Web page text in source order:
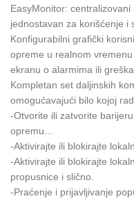
EasyMonitor: centralizovani
jednostavan za korišćenje i
Konfigurabilni grafički
opreme u realnom
ekranu o alarmima ili
Kompletan set daljinskih
omogućavajući bilo kojoj
-Otvorite ili zatvorite
opremu…
-Aktivirajte ili blokirajte
-Aktivirajte ili blokirajte
propusnice i slično.
-Praćenje i prijavljivanje